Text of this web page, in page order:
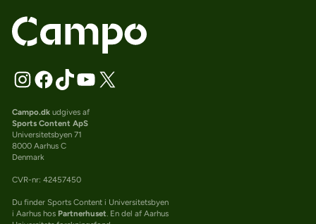
Campo.dkudgives af
Sports Content ApS
Universitetsbyen 71
8000 Aarhus C
Denmark
CVR-nr: 42457450
Du finder Sports Content i Universitetsbyen
i Aarhus hos Partnerhuset. En del af Aarhus